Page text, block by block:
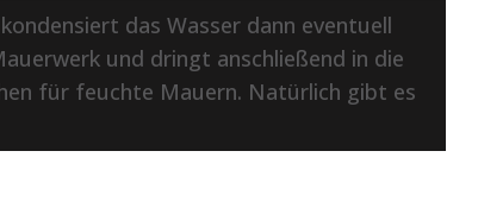
das Wasser dann eventuell
und dringt anschließend in die
für feuchte Mauern. Natürlich gibt es